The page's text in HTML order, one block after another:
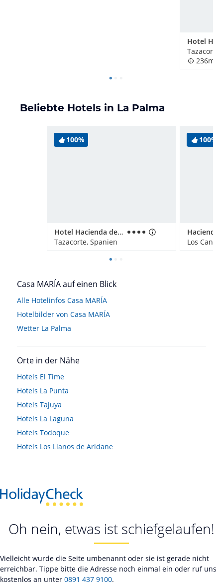
236m
Beliebte Hotels in La Palma
100%
Hotel Hacienda de Abajo
Tazacorte, Spanien
100%
Hacienda
Los
Casa MARÍA auf einen Blick
Alle Hotelinfos Casa MARÍA
Hotelbilder von Casa MARÍA
Wetter La Palma
Orte in der Nähe
Hotels El Time
Hotels La Punta
Hotels Tajuya
Hotels La Laguna
Hotels Todoque
Hotels Los Llanos de Aridane
Oh nein, etwas ist schiefgelaufen!
Vielleicht wurde die Seite umbenannt oder sie ist gerade nicht
erreichbar. Tippe bitte die Adresse noch einmal ein oder ruf uns
kostenlos an unter 0891 437 9100.